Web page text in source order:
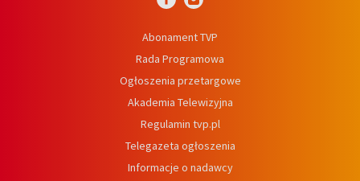
Abonament TVP
Rada Programowa
Ogłoszenia przetargowe
Akademia Telewizyjna
Regulamin tvp.pl
Telegazeta ogłoszenia
Informacje o nadawcy